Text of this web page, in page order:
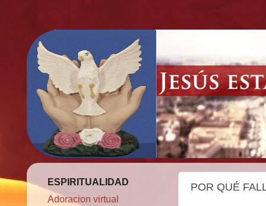
POR QUÉ
ESPIRITUALIDAD
Adoracion virtual